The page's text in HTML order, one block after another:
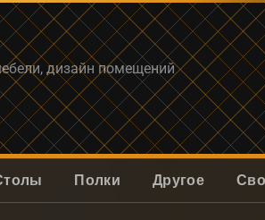
дизайн помещений
Полки Другое